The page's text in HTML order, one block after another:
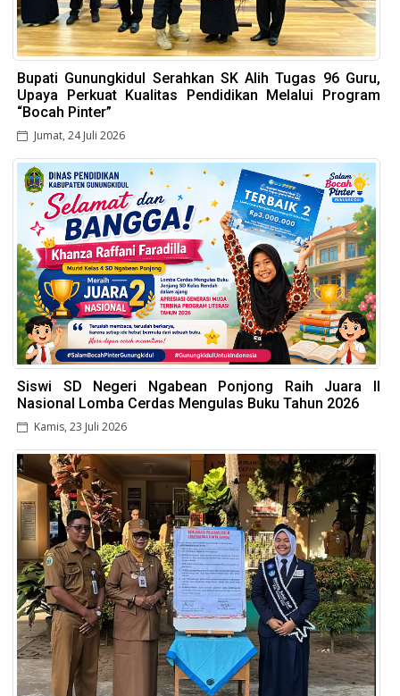
Bupati Gunungkidul Serahkan SK Alih Tugas 96 Guru,
Upaya Perkuat Kualitas Pendidikan Melalui Program
“Bocah Pinter”
Jumat, 24 Juli 2026
Siswi SD Negeri Ngabean Ponjong Raih Juara II
Nasional Lomba Cerdas Mengulas Buku Tahun 2026
Kamis, 23 Juli 2026